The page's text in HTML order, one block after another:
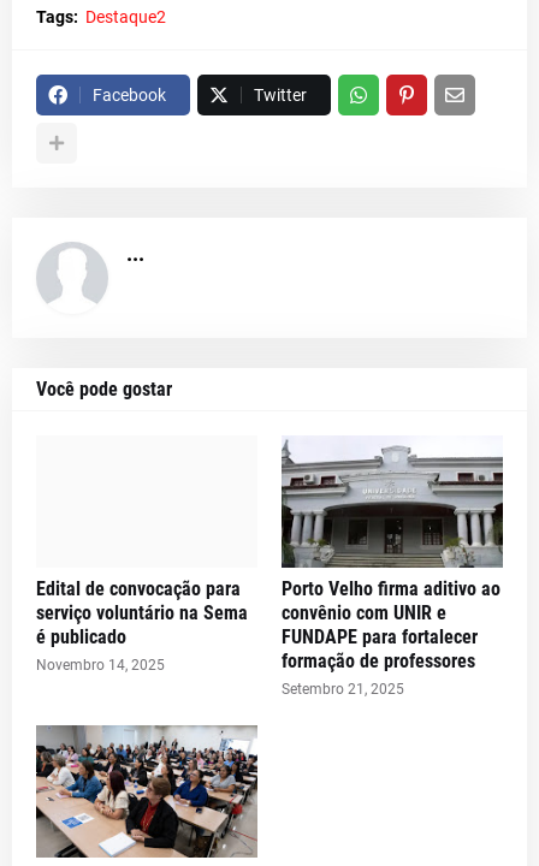
Tags: Destaque2
Facebook Twitter
...
Você pode gostar
Edital de convocação para
serviço voluntário na Sema
é publicado
Novembro 14, 2025
Porto Velho firma aditivo ao
convênio com UNIR e
FUNDAPE para fortalecer
formação de professores
Setembro 21, 2025